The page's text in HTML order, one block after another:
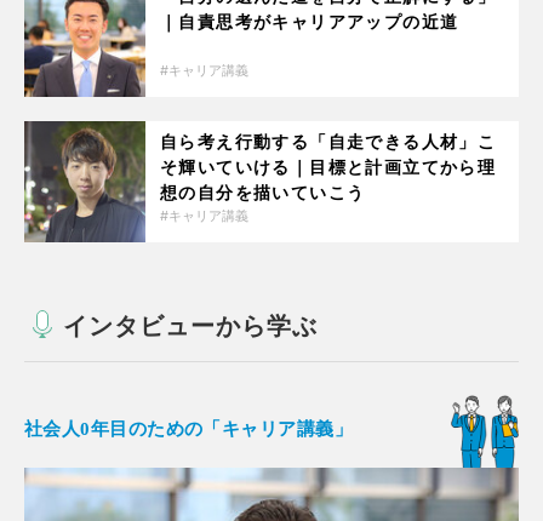
｜自責思考がキャリアアップの近道
キャリア講義
自ら考え行動する「自走できる人材」こ
そ輝いていける｜目標と計画立てから理
想の自分を描いていこう
キャリア講義
インタビューから学ぶ
社会人0年目のための「キャリア講義」